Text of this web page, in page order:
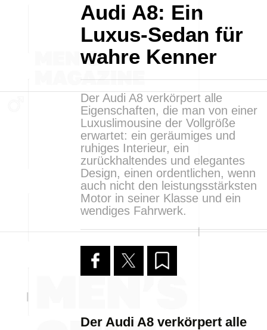
Audi A8: Ein
Luxus-Sedan für
wahre Kenner
Der Audi A8 verkörpert alle
Eigenschaften, die man von einer
Luxuslimousine der Vollgröße
erwartet: ein geräumiges und
ruhiges Interieur, ein
zurückhaltendes und elegantes
Design, einen ordentlichen, wenn
auch nicht den leistungsstärksten
Motor in seiner Klasse und ein
wendiges Fahrwerk.
Der Audi A8 verkörpert alle